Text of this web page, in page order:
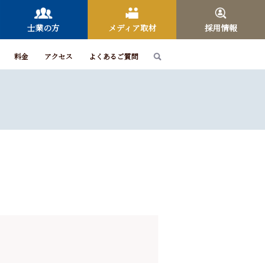
士業の方 メディア取材 採用情報
料金 アクセス よくあるご質問